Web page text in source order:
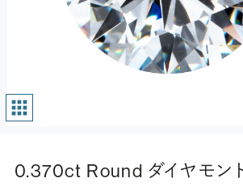
0.370ct Round ダイヤモンド